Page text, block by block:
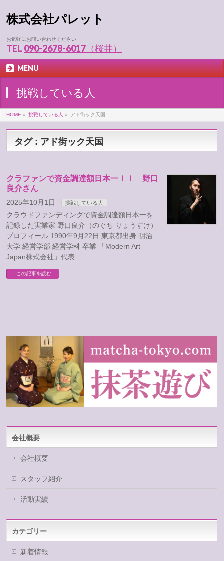
株式会社パレット
お気軽にお問い合わせください
TEL 090-2678-6017（桜井）
MENU
挑戦している人
HOME » 挑戦している人 » アド街ック天国
タグ : アド街ック天国
クラファンで資金調達額日本一！！ 野口
良介さん
2025年10月1日 挑戦している人
クラウドファンディングで資金調達額日本一を
記録した実業家 野口良介（のぐち りょうすけ）
プロフィール 1990年9月22日 東京都出身 明治
大学 経営学部 経営学科 卒業 「Modern Art
Japan株式会社」代表 …
この記事を読む
会社概要
会社概要
スタッフ紹介
活動実績
カテゴリー
新着情報